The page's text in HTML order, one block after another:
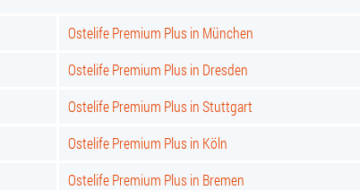
Ostelife Premium Plus in München
Ostelife Premium Plus in Dresden
Ostelife Premium Plus in Stuttgart
Ostelife Premium Plus in Köln
Ostelife Premium Plus in Bremen